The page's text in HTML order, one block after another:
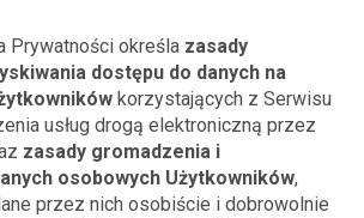
Prywatności określa zasady
dostępu do danych na
korzystających z Serwisu
usług drogą elektroniczną przez
zasady gromadzenia i
osobowych Użytkowników,
przez nich osobiście i dobrowolnie